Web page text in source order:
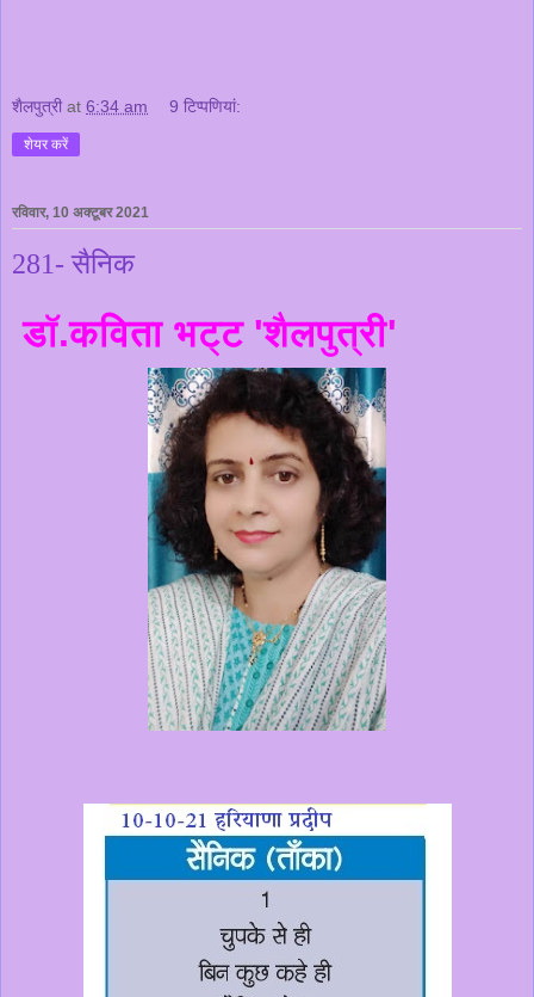
शैलपुत्री at 6:34 am 9 टिप्‍पणियां:
शेयर करें
रविवार, 10 अक्टूबर 2021
281- सैनिक
डॉ.कविता भट्ट 'शैलपुत्री'